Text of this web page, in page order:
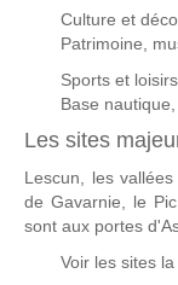
Culture et
Patrimoine,
Sports et loisirs
Base
Les sites
Lescun, les
de Gavarnie, le
sont aux portes
Voir les sites